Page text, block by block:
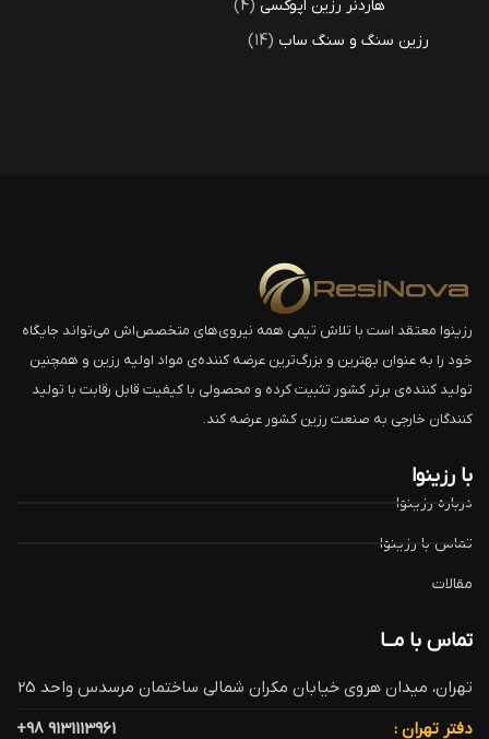
هاردنر رزین اپوکسی 4
رزین سنگ و سنگ ساب 14
رزینوا معتقد است با تلاش تیمی همه نیروی‌های متخصص‌اش می‌تواند جایگاه
خود را به عنوان بهترین و بزرگ‌ترین عرضه کننده‌ی مواد اولیه رزین و همچنین
تولید کننده‌ی برتر کشور تثبیت کرده و محصولی با کیفیت قابل رقابت با تولید
کنندگان خارجی به صنعت رزین کشور عرضه کند.
با رزینوا
درباره رزینوا
تماس با رزینوا
مقالات
تماس با مــا
تهران، میدان هروی خیابان مکران شمالی ساختمان مرسدس واحد 25
دفتر تهران :
9131113961 98+